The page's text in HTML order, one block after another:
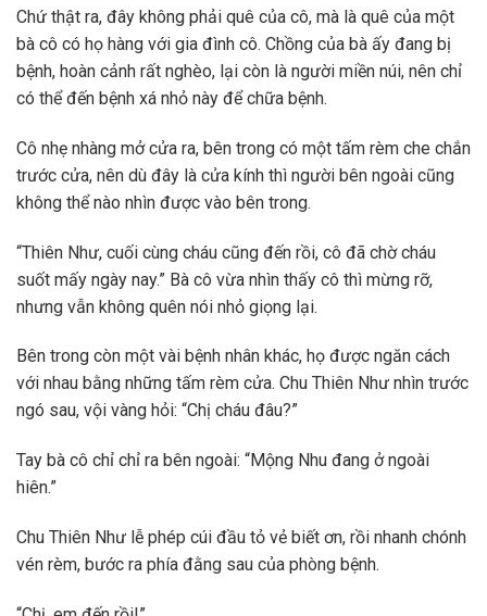
Chứ thật ra, đây không phải quê của cô, mà là quê của một
bà cô có họ hàng với gia đình cô. Chồng của bà ấy đang bị
bệnh, hoàn cảnh rất nghèo, lại còn là người miền núi, nên chỉ
có thể đến bệnh xá nhỏ này để chữa bệnh.
Cô nhẹ nhàng mở cửa ra, bên trong có một tấm rèm che chắn
trước cửa, nên dù đây là cửa kính thì người bên ngoài cũng
không thể nào nhìn được vào bên trong.
“Thiên Như, cuối cùng cháu cũng đến rồi, cô đã chờ cháu
suốt mấy ngày nay.” Bà cô vừa nhìn thấy cô thì mừng rỡ,
nhưng vẫn không quên nói nhỏ giọng lại.
Bên trong còn một vài bệnh nhân khác, họ được ngăn cách
với nhau bằng những tấm rèm cửa. Chu Thiên Như nhìn trước
ngó sau, vội vàng hỏi: “Chị cháu đâu?”
Tay bà cô chỉ chỉ ra bên ngoài: “Mộng Nhu đang ở ngoài
hiên.”
Chu Thiên Như lễ phép cúi đầu tỏ vẻ biết ơn, rồi nhanh chónh
vén rèm, bước ra phía đằng sau của phòng bệnh.